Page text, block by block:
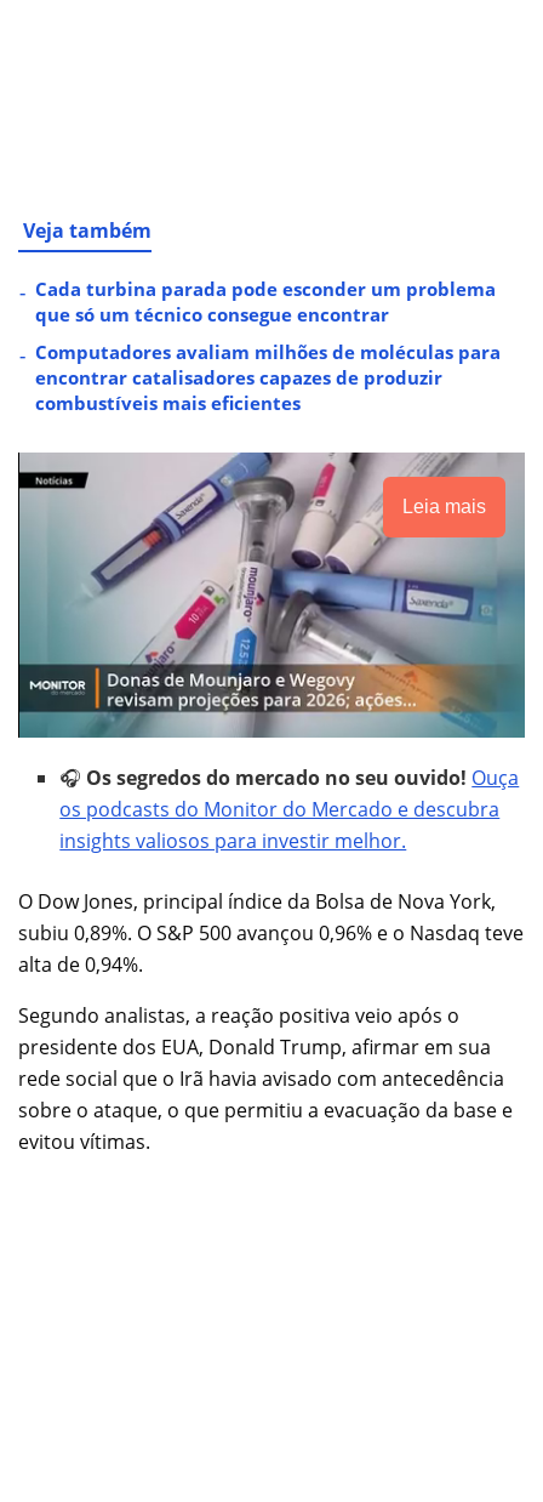
Veja também
Cada turbina parada pode esconder um problema
que só um técnico consegue encontrar
Computadores avaliam milhões de moléculas para
encontrar catalisadores capazes de produzir
combustíveis mais eficientes
Leia mais
🎧 Os segredos do mercado no seu ouvido! Ouça
os podcasts do Monitor do Mercado e descubra
insights valiosos para investir melhor.
O Dow Jones, principal índice da Bolsa de Nova York,
subiu 0,89%. O S&P 500 avançou 0,96% e o Nasdaq teve
alta de 0,94%.
Segundo analistas, a reação positiva veio após o
presidente dos EUA, Donald Trump, afirmar em sua
rede social que o Irã havia avisado com antecedência
sobre o ataque, o que permitiu a evacuação da base e
evitou vítimas.